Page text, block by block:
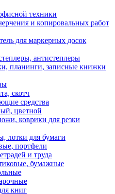
техники
и копировальных работ
для маркерных досок
антистеплеры
планинги, записные книжки
скотч
средства
цветной
коврики для резки
лотки для бумаги
портфели
и труда
бумажные
книг